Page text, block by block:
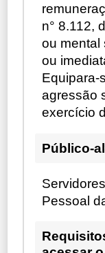
n° 8.112,
ou mental
ou
Equipara-
agressão
exercício
Público-
Pessoal